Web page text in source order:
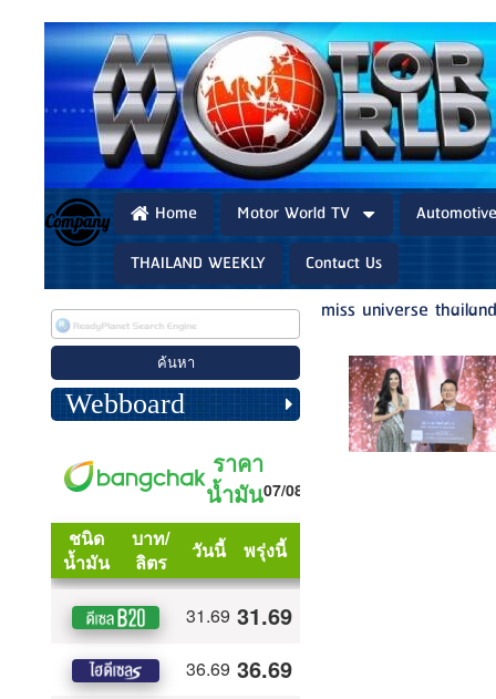
Home Motor World TV
THAILAND WEEKLY
Contact Us
Webboard
miss universe